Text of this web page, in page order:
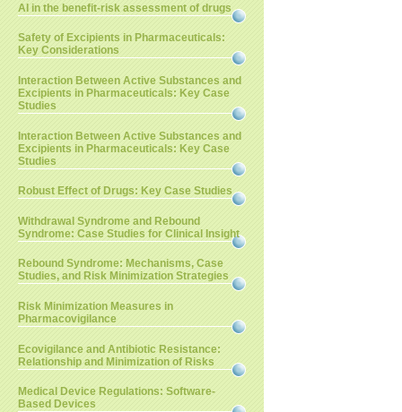
AI in the benefit-risk assessment of drugs
Safety of Excipients in Pharmaceuticals:
Key Considerations
Interaction Between Active Substances and
Excipients in Pharmaceuticals: Key Case
Studies
Interaction Between Active Substances and
Excipients in Pharmaceuticals: Key Case
Studies
Robust Effect of Drugs: Key Case Studies
Withdrawal Syndrome and Rebound
Syndrome: Case Studies for Clinical Insight
Rebound Syndrome: Mechanisms, Case
Studies, and Risk Minimization Strategies
Risk Minimization Measures in
Pharmacovigilance
Ecovigilance and Antibiotic Resistance:
Relationship and Minimization of Risks
Medical Device Regulations: Software-
Based Devices